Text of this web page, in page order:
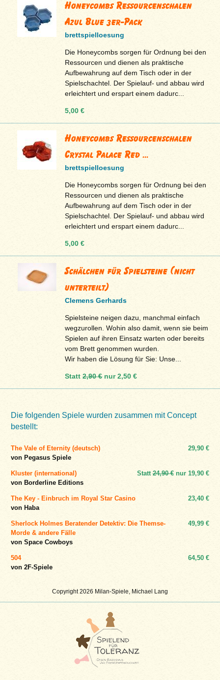
Copyright 2026 Milan-Spiele, Michael Lang
Honeycombs Ressourcenschalen
Azul Blue 3er-Pack
brettspielloesung
Die Honeycombs sorgen für Ordnung bei den
Ressourcen und dienen als praktische
Aufbewahrung auf dem Tisch oder in der
Spielschachtel. Der Spielauf- und abbau wird
erleichtert und erspart einem dadurc...
5,00 €
Honeycombs Ressourcenschalen
Crystal Palace Red ...
brettspielloesung
Die Honeycombs sorgen für Ordnung bei den
Ressourcen und dienen als praktische
Aufbewahrung auf dem Tisch oder in der
Spielschachtel. Der Spielauf- und abbau wird
erleichtert und erspart einem dadurc...
5,00 €
Schälchen für Spielsteine (nicht
unterteilt)
Clemens Gerhards
Spielsteine neigen dazu, manchmal einfach
wegzurollen. Wohin also damit, wenn sie beim
Spielen auf ihren Einsatz warten oder bereits
vom Brett genommen wurden.
Wir haben die Lösung für Sie: Unse...
Statt2,90 €nur2,50 €
Die folgenden Spiele wurden zusammen mit Concept
bestellt:
The Vale of Eternity (deutsch)
von Pegasus Spiele
29,90 €
Kluster (international)
von Borderline Editions
Statt24,90 €nur 19,90 €
The Key - Einbruch im Royal Star Casino
von Haba
23,40 €
Sherlock Holmes Beratender Detektiv: Die Themse-
Morde & andere Fälle
von Space Cowboys
49,99 €
504
von 2F-Spiele
64,50 €